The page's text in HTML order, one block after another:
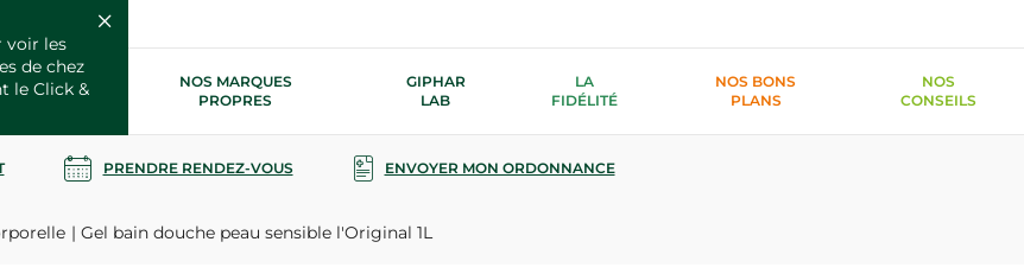
voir les
de chez
le Click &
NOS MARQUES
PROPRES
GIPHAR
LAB
LA
FIDÉLITÉ
NOS BONS
PLANS
NOS
CONSEILS
PRENDRE RENDEZ-VOUS ENVOYER MON ORDONNANCE
Gel bain douche peau sensible l'Original 1L